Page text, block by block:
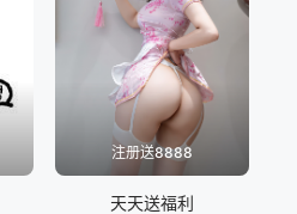
注册送8888
天天送福利